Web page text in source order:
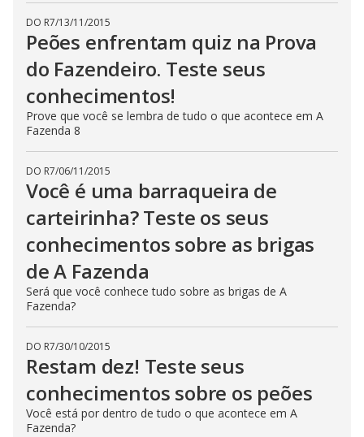
DO R7/13/11/2015
Peões enfrentam quiz na Prova
do Fazendeiro. Teste seus
conhecimentos!
Prove que você se lembra de tudo o que acontece em A
Fazenda 8
DO R7/06/11/2015
Você é uma barraqueira de
carteirinha? Teste os seus
conhecimentos sobre as brigas
de A Fazenda
Será que você conhece tudo sobre as brigas de A
Fazenda?
DO R7/30/10/2015
Restam dez! Teste seus
conhecimentos sobre os peões
Você está por dentro de tudo o que acontece em A
Fazenda?